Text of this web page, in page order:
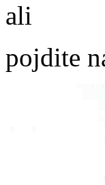
ali
pojdite